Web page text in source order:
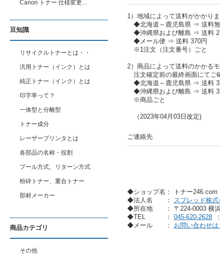
1）地域によって送料がかかり
◆北海道～鹿児島県 ⇒ 送料
◆沖縄県および離島 ⇒ 送料
◆メール便 ⇒ 送料 370円
※1注文（注文番号）ごと
2）商品によって送料のかかる
注文確定前の最終画面にてご
◆北海道～鹿児島県 ⇒ 送料
◆沖縄県および離島 ⇒ 送料
※商品ごと
（2023年04月03日改定)
ご連絡先
◆ショップ名： トナー
◆法人名
：
スプレッド株式
◆所在地
： 〒224-0003 横
◆TEL
： 045-620-2628
（
◆メール
： お問い合わせ
Canon トナー 仕様変更…
豆知識
リサイクルトナーとは・・
汎用トナー（インク）とは
純正トナー（インク）とは
印字率って？
一体型と分離型
トナー成分
レーザープリンタとは
各部品の名称・役割
プール方式、リターン方式
粉砕トナー、重合トナー
部材メーカー
商品カテゴリ
その他